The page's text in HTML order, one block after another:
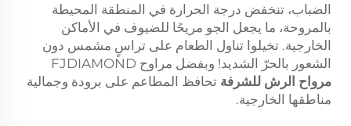
الضباب، تنخفض درجة الحرارة في المنطقة المحيطة
بالمروحة، ما يجعل الجو مريحًا للضيوف في الأماكن
الخارجية. تخيلوا تناول الطعام على تراسٍ مشمس دون
الشعور بالحرّ الشديد! وبفضل مراوح FJDIAMOND
مرواح الرش للشرفة تحافظ المطاعم على برودة وجمالية
مناطقها الخارجية.